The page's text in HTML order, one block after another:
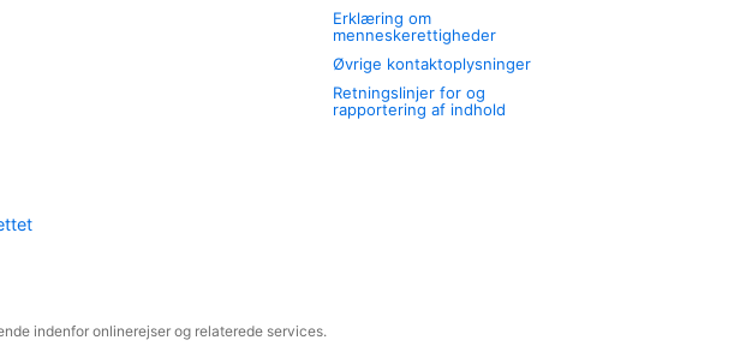
Erklæring om
menneskerettigheder
Øvrige kontaktoplysninger
Retningslinjer for og
rapportering af indhold
indenfor onlinerejser og relaterede services.